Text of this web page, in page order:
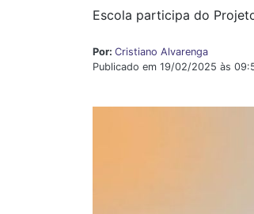
Escola participa do
Por: Cristiano Alvarenga
Publicado em 19/02/2025 às